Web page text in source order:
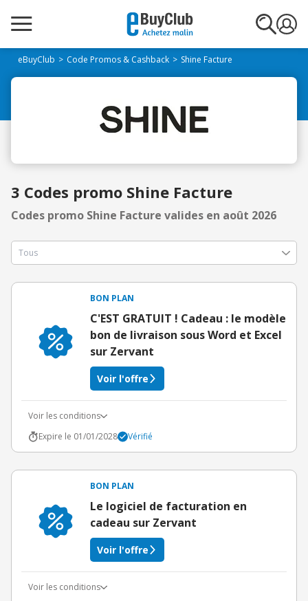
eBuyClub Code Promos & Cashback Shine Facture
3 Codes promo Shine Facture
Codes promo Shine Facture valides en août 2026
BON PLAN
C'EST GRATUIT ! Cadeau : le modèle
bon de livraison sous Word et Excel
sur Zervant
Voir l'offre
Voir les conditions
Expire le 01/01/2028
Vérifié
BON PLAN
Le logiciel de facturation en
cadeau sur Zervant
Voir l'offre
Voir les conditions